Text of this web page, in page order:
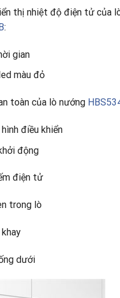
thị nhiệt độ điện tử của
:
gian
màu đỏ
toàn của lò nướng
điều khiển
động
điện tử
trong lò
dưới